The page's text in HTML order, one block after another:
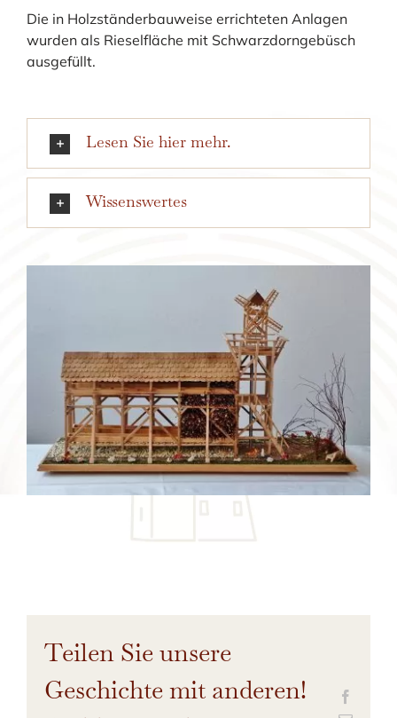
Die in Holzständerbauweise errichteten Anlagen
wurden als Rieselfläche mit Schwarzdorngebüsch
ausgefüllt.
Lesen Sie hier mehr.
Wissenswertes
Teilen Sie unsere
Geschichte mit anderen!